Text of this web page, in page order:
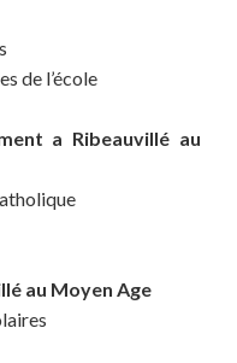
de l’école
a Ribeauvillé au
au Moyen Age